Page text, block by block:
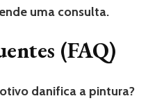
uma consulta.
(FAQ)
danifica a pintura?